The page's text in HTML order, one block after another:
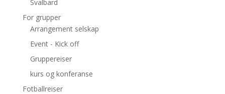
Svalbard
For grupper
Arrangement selskap
Event - Kick off
Gruppereiser
kurs og konferanse
Fotballreiser